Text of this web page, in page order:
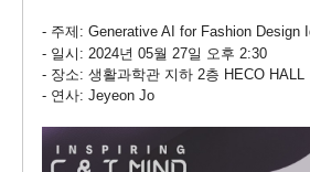
- 주제: Generative AI for Fashion Design
- 일시: 2024년 05월 27일 오후 2:30
- 장소: 생활과학관 지하 2층 HECO HALL
- 연사: Jeyeon Jo